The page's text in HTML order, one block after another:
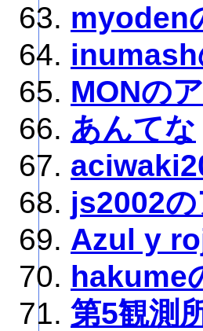
myoden
inumash
MONの
あんてな
js2002
Azul y
hakume
第5観測